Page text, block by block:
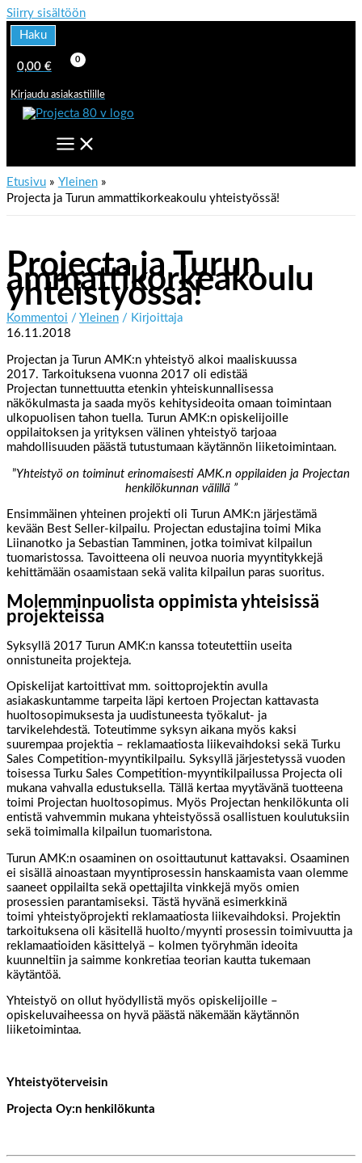
Siirry sisältöön
Haku
0,00 €
Kirjaudu asiakastilille
Etusivu
Yleinen
Projecta ja Turun ammattikorkeakoulu yhteistyössä!
Projecta ja Turun
ammattikorkeakoulu
yhteistyössä!
Kommentoi / Yleinen / Kirjoittaja
16.11.2018
Projectan ja Turun AMK:n yhteistyö alkoi maaliskuussa
2017. Tarkoituksena vuonna 2017 oli edistää
Projectan tunnettuutta etenkin yhteiskunnallisessa
näkökulmasta ja saada myös kehitysideoita omaan toimintaan
ulkopuolisen tahon tuella. Turun AMK:n opiskelijoille
oppilaitoksen ja yrityksen välinen yhteistyö tarjoaa
mahdollisuuden päästä tutustumaan käytännön liiketoimintaan.
”Yhteistyö on toiminut erinomaisesti AMK.n oppilaiden ja Projectan
henkilökunnan välillä ”
Ensimmäinen yhteinen projekti oli Turun AMK:n järjestämä
kevään Best Seller-kilpailu. Projectan edustajina toimi Mika
Liinanotko ja Sebastian Tamminen, jotka toimivat kilpailun
tuomaristossa. Tavoitteena oli neuvoa nuoria myyntitykkejä
kehittämään osaamistaan sekä valita kilpailun paras suoritus.
Molemminpuolista oppimista yhteisissä
projekteissa
Syksyllä 2017 Turun AMK:n kanssa toteutettiin useita
onnistuneita projekteja.
Opiskelijat kartoittivat mm. soittoprojektin avulla
asiakaskuntamme tarpeita läpi kertoen Projectan kattavasta
huoltosopimuksesta ja uudistuneesta työkalut- ja
tarvikelehdestä. Toteutimme syksyn aikana myös kaksi
suurempaa projektia – reklamaatiosta liikevaihdoksi sekä Turku
Sales Competition-myyntikilpailu. Syksyllä järjestetyssä vuoden
toisessa Turku Sales Competition-myyntikilpailussa Projecta oli
mukana vahvalla edustuksella. Tällä kertaa myytävänä tuotteena
toimi Projectan huoltosopimus. Myös Projectan henkilökunta oli
entistä vahvemmin mukana yhteistyössä osallistuen koulutuksiin
sekä toimimalla kilpailun tuomaristona.
Turun AMK:n osaaminen on osoittautunut kattavaksi. Osaaminen
ei sisällä ainoastaan myyntiprosessin hanskaamista vaan olemme
saaneet oppilailta sekä opettajilta vinkkejä myös omien
prosessien parantamiseksi. Tästä hyvänä esimerkkinä
toimi yhteistyöprojekti reklamaatiosta liikevaihdoksi. Projektin
tarkoituksena oli käsitellä huolto/myynti prosessin toimivuutta ja
reklamaatioiden käsittelyä – kolmen työryhmän ideoita
kuunneltiin ja saimme konkretiaa teorian kautta tukemaan
käytäntöä.
Yhteistyö on ollut hyödyllistä myös opiskelijoille –
opiskeluvaiheessa on hyvä päästä näkemään käytännön
liiketoimintaa.
Yhteistyöterveisin
Projecta Oy:n henkilökunta